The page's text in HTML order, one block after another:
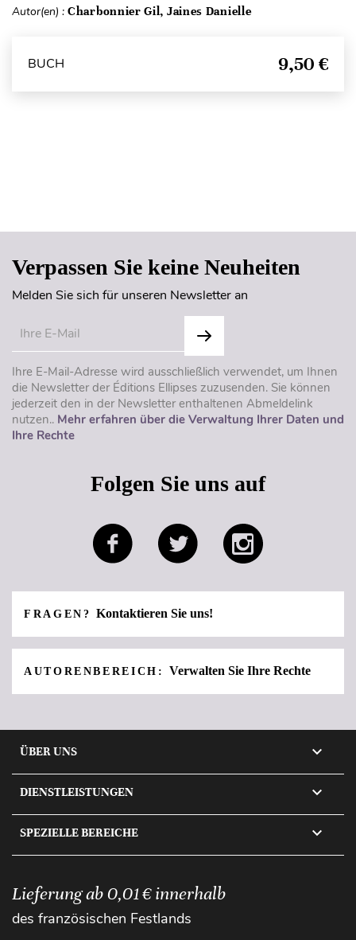
Autor(en) : Charbonnier Gil, Jaines Danielle
BUCH 9,50 €
Verpassen Sie keine Neuheiten
Melden Sie sich für unseren Newsletter an
Ihre E-Mail-Adresse wird ausschließlich verwendet, um Ihnen
die Newsletter der Éditions Ellipses zuzusenden. Sie können
jederzeit den in der Newsletter enthaltenen Abmeldelink
nutzen.. Mehr erfahren über die Verwaltung Ihrer Daten und
Ihre Rechte
Folgen Sie uns auf
FRAGEN? Kontaktieren Sie uns!
AUTORENBEREICH: Verwalten Sie Ihre Rechte
ÜBER UNS 
DIENSTLEISTUNGEN 
SPEZIELLE BEREICHE 
Lieferung ab 0,01 € innerhalb
des französischen Festlands